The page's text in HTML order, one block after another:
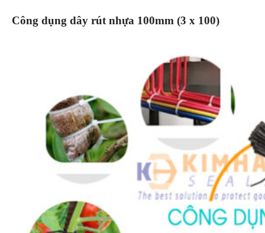
Công dụng dây rút nhựa 100mm (3 x 100)